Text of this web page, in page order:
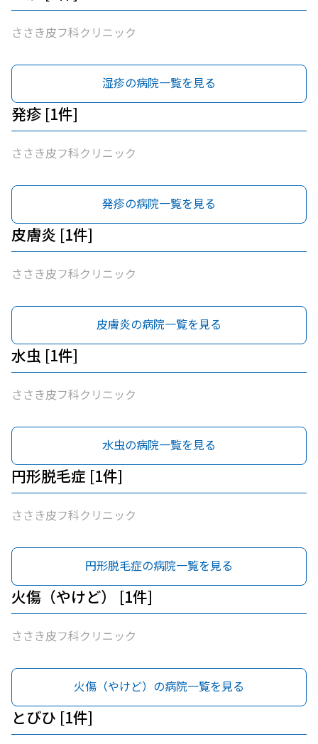
ささき皮フ科クリニック
湿疹の病院一覧を見る
発疹 [1件]
ささき皮フ科クリニック
発疹の病院一覧を見る
皮膚炎 [1件]
ささき皮フ科クリニック
皮膚炎の病院一覧を見る
水虫 [1件]
ささき皮フ科クリニック
水虫の病院一覧を見る
円形脱毛症 [1件]
ささき皮フ科クリニック
円形脱毛症の病院一覧を見る
火傷（やけど） [1件]
ささき皮フ科クリニック
火傷（やけど）の病院一覧を見る
とびひ [1件]